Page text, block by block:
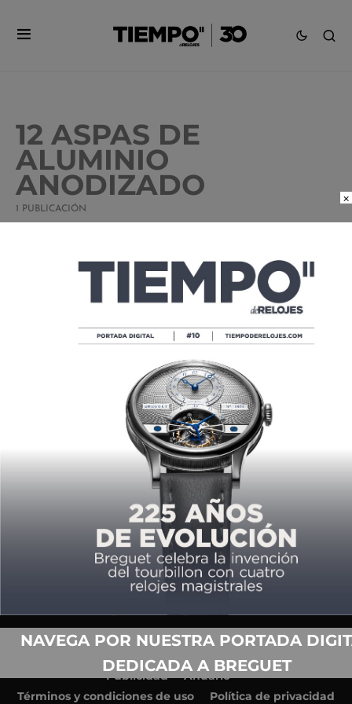
12 ASPAS DE
ALUMINIO
ANODIZADO
1 PUBLICACIÓN
PERRELET TURBINE ¡VIVA MÉXICO,
CABRONES! EN EL SIAR SUMMER
TIEMPO DE RELOJES 06/11/2024
COPYRIGHT ©2026,
TIEMPO DE RELOJES.
TODOS LOS DERECHOS
RESERVADOS.
Publicidad
Anuario
Términos y condiciones de uso
Política de privacidad
×
NAVEGA POR NUESTRA PORTADA
DEDICADA A BREGUET